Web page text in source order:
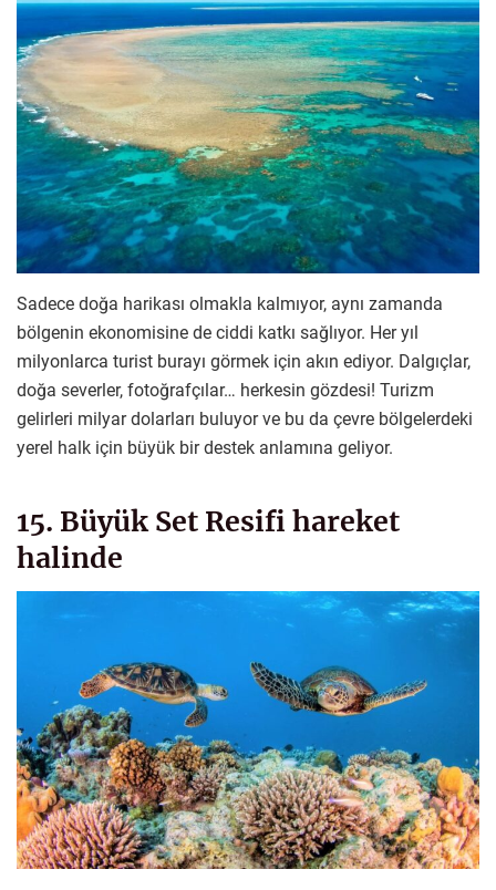
Sadece doğa harikası olmakla kalmıyor, aynı zamanda
bölgenin ekonomisine de ciddi katkı sağlıyor. Her yıl
milyonlarca turist burayı görmek için akın ediyor. Dalgıçlar,
doğa severler, fotoğrafçılar… herkesin gözdesi! Turizm
gelirleri milyar dolarları buluyor ve bu da çevre bölgelerdeki
yerel halk için büyük bir destek anlamına geliyor.
15. Büyük Set Resifi hareket
halinde